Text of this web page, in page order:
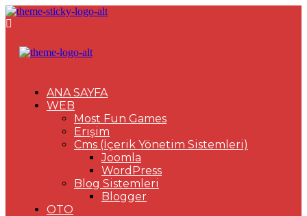
ANA SAYFA
WEB
Most Fun Games
Erişim
Cms (İçerik Yönetim Sistemleri)
Joomla
WordPress
Blog Sistemleri
Blogger
OTO